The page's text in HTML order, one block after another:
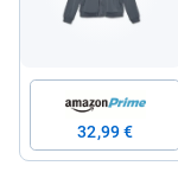
32,99 €